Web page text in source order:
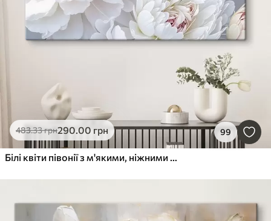
483.33грн290.00 грн 99
Білі квіти півонії з м'якими, ніжними пелюстками на світло-сірому тлі